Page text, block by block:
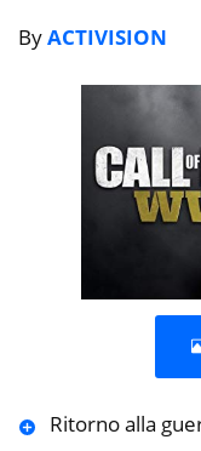
ByACTIVISION
Ritorno alla